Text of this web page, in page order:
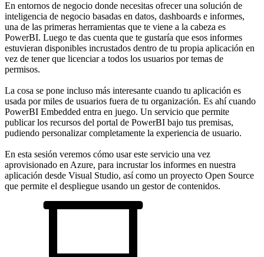
En entornos de negocio donde necesitas ofrecer una solución de
inteligencia de negocio basadas en datos, dashboards e informes,
una de las primeras herramientas que te viene a la cabeza es
PowerBI. Luego te das cuenta que te gustaría que esos informes
estuvieran disponibles incrustados dentro de tu propia aplicación en
vez de tener que licenciar a todos los usuarios por temas de
permisos.
La cosa se pone incluso más interesante cuando tu aplicación es
usada por miles de usuarios fuera de tu organización. Es ahí cuando
PowerBI Embedded entra en juego. Un servicio que permite
publicar los recursos del portal de PowerBI bajo tus premisas,
pudiendo personalizar completamente la experiencia de usuario.
En esta sesión veremos cómo usar este servicio una vez
aprovisionado en Azure, para incrustar los informes en nuestra
aplicación desde Visual Studio, así como un proyecto Open Source
que permite el despliegue usando un gestor de contenidos.